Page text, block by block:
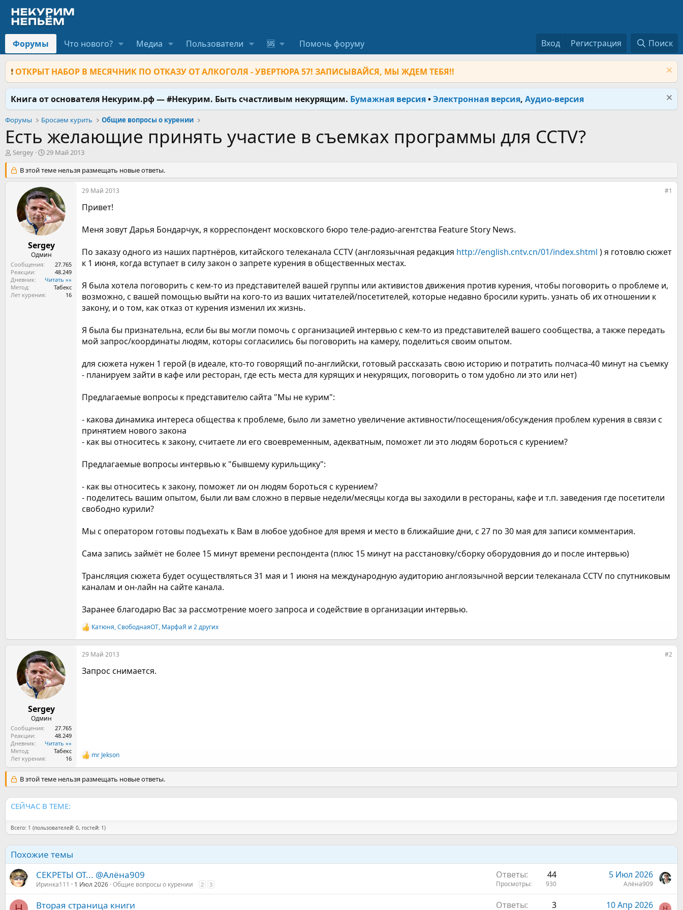
Форумы Что нового? Медиа Пользователи 🆘 Помочь форуму Вход Регистрация Поиск
❗ ОТКРЫТ НАБОР В МЕСЯЧНИК ПО ОТКАЗУ ОТ АЛКОГОЛЯ - УВЕРТЮРА 57! ЗАПИСЫВАЙСЯ, МЫ ЖДЕМ ТЕБЯ!!
Книга от основателя Некурим.рф — #Некурим. Быть счастливым некурящим. Бумажная версия•Электронная версия, Аудио-версия
Форумы Бросаем курить Общие вопросы о курении
Есть желающие принять участие в съемках программы для CCTV?
А
т
о
м
Sergey
Д
т
а
н
а
ч
а
л
а
29 Май 2013
В этой теме нельзя размещать новые ответы.
Sergey
Одмин
Сообщения
27.765
Реакции
48.249
Дневник
Читать »»
Метод
Табекс
Лет курения
16
29 Май 2013 #1
Привет!
Меня зовут Дарья Бондарчук, я корреспондент московского бюро теле-радио-агентства Feature Story News.
По заказу одного из наших партнёров, китайского телеканала CCTV (англоязычная редакция http://english.cntv.cn/01/index.shtml ) я готовлю сюжет
к 1 июня, когда вступает в силу закон о запрете курения в общественных местах.
Я была хотела поговорить с кем-то из представителей вашей группы или активистов движения против курения, чтобы поговорить о проблеме и,
возможно, с вашей помощью выйти на кого-то из ваших читателей/посетителей, которые недавно бросили курить. узнать об их отношении к
закону, и о том, как отказ от курения изменил их жизнь.
Я была бы признательна, если бы вы могли помочь с организацией интервью с кем-то из представителей вашего сообщества, а также передать
мой запрос/координаты людям, которы согласились бы поговорить на камеру, поделиться своим опытом.
для сюжета нужен 1 герой (в идеале, кто-то говорящий по-английски, готовый рассказать свою историю и потратить полчаса-40 минут на съемку
- планируем зайти в кафе или ресторан, где есть места для курящих и некурящих, поговорить о том удобно ли это или нет)
Предлагаемые вопросы к представителю сайта "Мы не курим":
- какова динамика интереса общества к проблеме, было ли заметно увеличение активности/посещения/обсуждения проблем курения в связи с
принятием нового закона
- как вы относитесь к закону, считаете ли его своевременным, адекватным, поможет ли это людям бороться с курением?
Предлагаемые вопросы интервью к "бывшему курильщику":
- как вы относитесь к закону, поможет ли он людям бороться с курением?
- поделитесь вашим опытом, были ли вам сложно в первые недели/месяцы когда вы заходили в рестораны, кафе и т.п. заведения где посетители
свободно курили?
Мы с оператором готовы подъехать к Вам в любое удобное для время и место в ближайшие дни, с 27 по 30 мая для записи комментария.
Сама запись займёт не более 15 минут времени респондента (плюс 15 минут на расстановку/сборку оборудовния до и после интервью)
Трансляция сюжета будет осуществляться 31 мая и 1 июня на международную аудиторию англоязычной версии телеканала CCTV по спутниковым
каналам и он-лайн на сайте канала.
Заранее благодарю Вас за рассмотрение моего запроса и содействие в организации интервью.
Р
е
а
к
и
Катюня,СвободнаяОТ, МарфаЯ и 2 других
Sergey
Одмин
Сообщения
27.765
Реакции
48.249
Дневник
Читать »»
Метод
Табекс
Лет курения
16
29 Май 2013 #2
Запрос снимается.
Р
е
к
и
mr Jekson
В этой теме нельзя размещать новые ответы.
СЕЙЧАС В ТЕМЕ:
Всего: 1 (пользователей: 0, гостей: 1)
Похожие темы
СЕКРЕТЫ ОТ... @Алёна909
Иринка111 1 Июл 2026 Общие вопросы о курении 2 3
Ответы 44
Просмотры 930
5 Июл 2026
Алёна909
Вторая страница книги Ответы 3 10 Апр 2026